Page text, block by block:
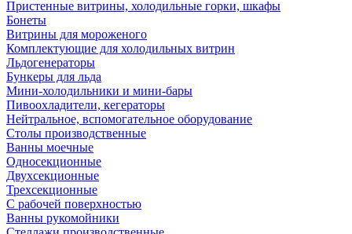
Пристенные витрины, холодильные горки, шкафы
Бонеты
Витрины для мороженого
Комплектующие для холодильных витрин
Льдогенераторы
Бункеры для льда
Мини-холодильники и мини-бары
Пивоохладители, кегераторы
Нейтральное, вспомогательное оборудование
Столы производственные
Ванны моечные
Односекционные
Двухсекционные
Трехсекционные
С рабочей поверхностью
Ванны рукомойники